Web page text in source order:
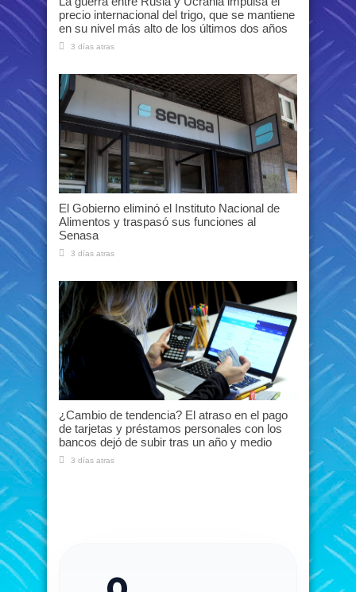
precio internacional del trigo, que se mantiene
en su nivel más alto de los últimos dos años
3 días atras
El Gobierno eliminó el Instituto Nacional de
Alimentos y traspasó sus funciones al
Senasa
3 días atras
¿Cambio de tendencia? El atraso en el pago
de tarjetas y préstamos personales con los
bancos dejó de subir tras un año y medio
3 días atras